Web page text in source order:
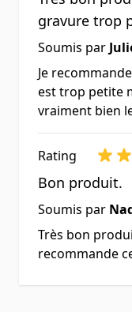
gravure trop
Soumis par
Je
est trop petite
vraiment bien
Rating
Bon produit.
Soumis par
Très bon
recommande